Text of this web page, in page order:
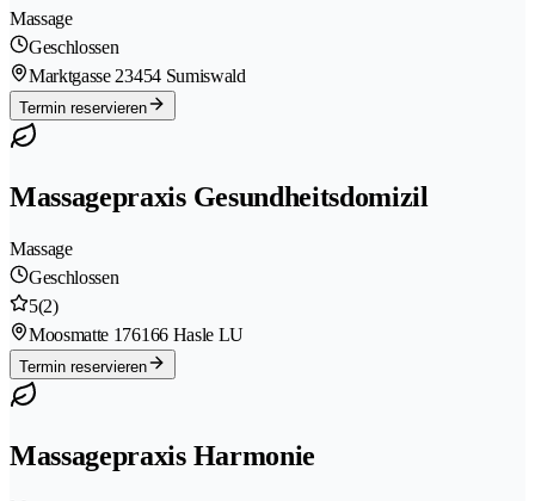
Massage
Geschlossen
Marktgasse 23454 Sumiswald
Termin reservieren
Massagepraxis Gesundheitsdomizil
Massage
Geschlossen
5(2)
Moosmatte 176166 Hasle LU
Termin reservieren
Massagepraxis Harmonie